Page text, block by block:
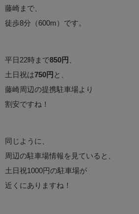
藤崎まで、
徒歩8分（600m）です。
平日22時まで850円
土日祝は750円 と、
藤崎周辺の提携駐車場より
割安ですね！
同じように、
周辺の駐車場情報を見ていると、
土日祝1000円の駐車場が
近くにありますね！